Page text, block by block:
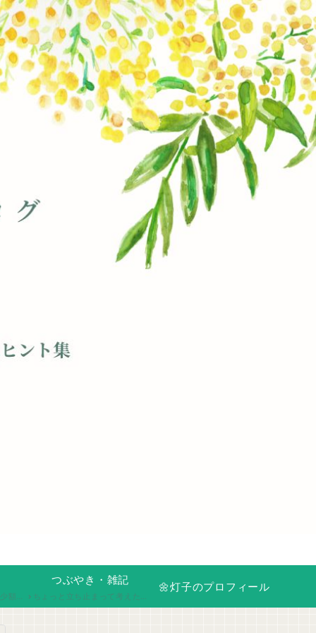
続けています。
つぶやき・雑記
ちょっと立ち止まって考えたこと、誰かに話すほどじゃないけど残しておきたい気持ち。うまく言葉にならない思いや、ふとした気づき、日々の思いをそのまま綴る場所です。ここでは、肩の力を抜いて、今の自分に正直になれます。
🌼灯子のプロフィール